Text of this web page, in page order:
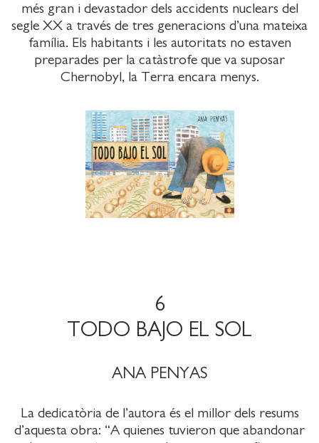
més gran i devastador dels accidents nuclears del
segle XX a través de tres generacions d’una mateixa
família. Els habitants i les autoritats no estaven
preparades per la catàstrofe que va suposar
Chernobyl, la Terra encara menys.
6
TODO BAJO EL SOL
ANA PENYAS
La dedicatòria de l’autora és el millor dels resums
d’aquesta obra: “A quienes tuvieron que abandonar